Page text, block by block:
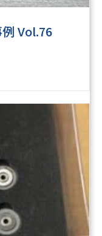
Vol.76